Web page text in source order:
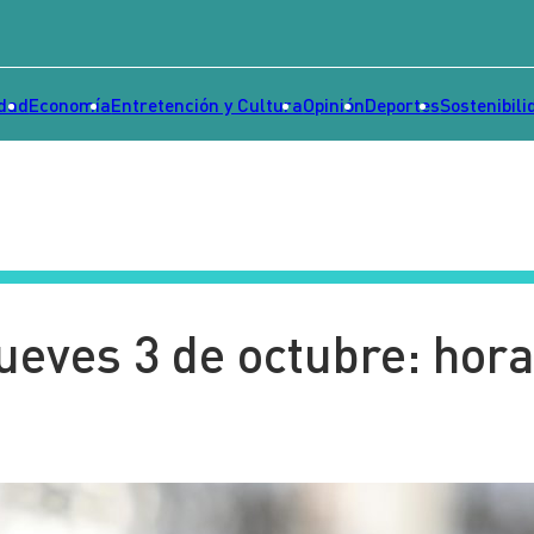
EconomíaEntretención y CulturaOpiniónDeportes
3 de octubre: